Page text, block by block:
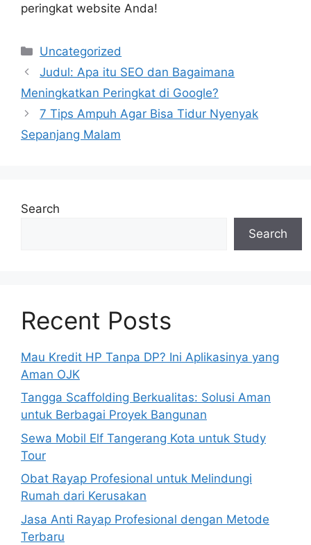
peringkat website Anda!
Categories
Uncategorized
Judul: Apa itu SEO dan Bagaimana
Meningkatkan Peringkat di Google?
7 Tips Ampuh Agar Bisa Tidur Nyenyak
Sepanjang Malam
Search
Search
Recent Posts
Mau Kredit HP Tanpa DP? Ini Aplikasinya yang
Aman OJK
Tangga Scaffolding Berkualitas: Solusi Aman
untuk Berbagai Proyek Bangunan
Sewa Mobil Elf Tangerang Kota untuk Study
Tour
Obat Rayap Profesional untuk Melindungi
Rumah dari Kerusakan
Jasa Anti Rayap Profesional dengan Metode
Terbaru